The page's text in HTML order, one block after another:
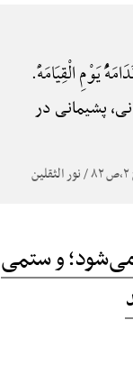
یَوْمِ الْقِیَامَهًْ.
پشیمانی در
و ستمی